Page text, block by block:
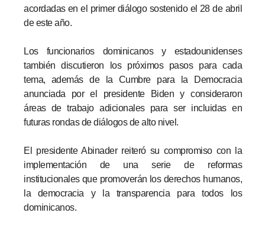
acordadas en el primer diálogo sostenido el 28 de abril
de este año.
Los funcionarios dominicanos y estadounidenses
también discutieron los próximos pasos para cada
tema, además de la Cumbre para la Democracia
anunciada por el presidente Biden y consideraron
áreas de trabajo adicionales para ser incluidas en
futuras rondas de diálogos de alto nivel.
El presidente Abinader reiteró su compromiso con la
implementación de una serie de reformas
institucionales que promoverán los derechos humanos,
la democracia y la transparencia para todos los
dominicanos.